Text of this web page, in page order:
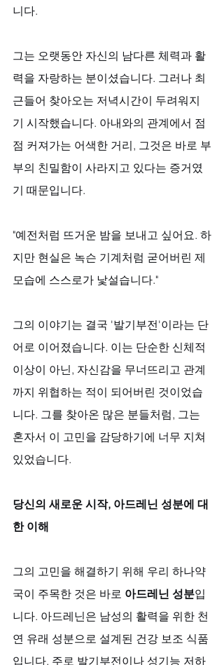
니다.
그는 오랫동안 자신의 남다른 체력과 활
력을 자랑하는 분이셨습니다. 그러나 최
근들어 찾아오는 저녁시간이 두려워지
기 시작했습니다. 아내와의 관계에서 점
점 커져가는 어색한 거리, 그것은 바로 부
부의 친밀함이 사라지고 있다는 증거였
기 때문입니다.
"예전처럼 뜨거운 밤을 보내고 싶어요. 하
지만 현실은 녹슨 기계처럼 굳어버린 제
모습에 스스로가 낯설습니다."
그의 이야기는 결국 '발기부전'이라는 단
어로 이어졌습니다. 이는 단순한 신체적
이상이 아닌, 자신감을 무너뜨리고 관계
까지 위협하는 적이 되어버린 것이었습
니다. 그를 찾아온 많은 분들처럼, 그는
혼자서 이 고민을 감당하기에 너무 지쳐
있었습니다.
당신의 새로운 시작, 아드레닌 성분에 대
한 이해
그의 고민을 해결하기 위해 우리 하나약
국이 주목한 것은 바로 아드레닌 성분입
니다. 아드레닌은 남성의 활력을 위한 천
연 유래 성분으로 설계된 건강 보조 식품
입니다. 주로 발기부전이나 성기능 저하